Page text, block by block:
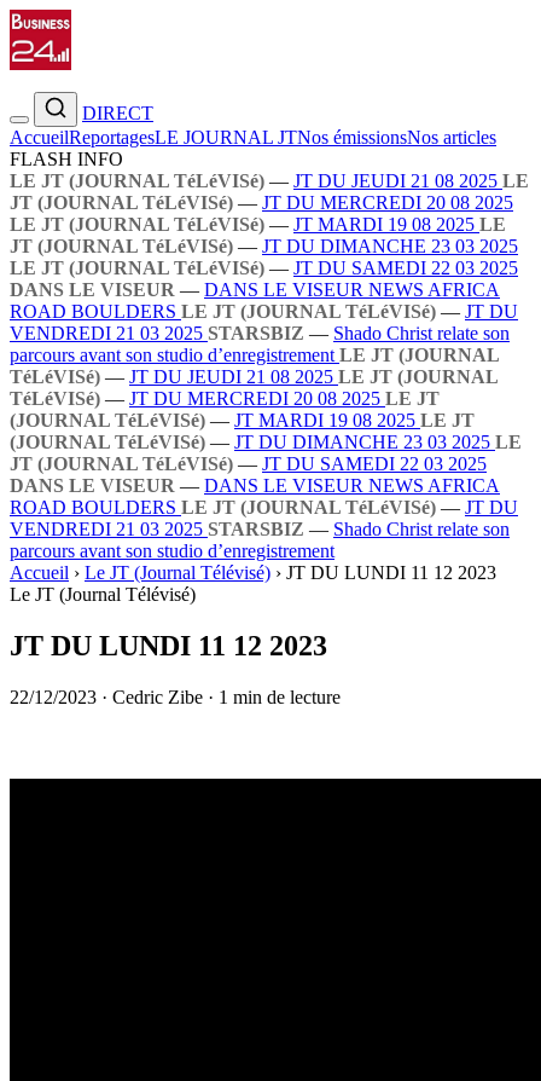
DIRECT
AccueilReportagesLE JOURNAL JTNos émissionsNos articles
FLASH INFO
LE JT (JOURNAL TéLéVISé) — JT DU JEUDI 21 08 2025 LE
JT (JOURNAL TéLéVISé) — JT DU MERCREDI 20 08 2025
LE JT (JOURNAL TéLéVISé) — JT MARDI 19 08 2025 LE
JT (JOURNAL TéLéVISé) — JT DU DIMANCHE 23 03 2025
LE JT (JOURNAL TéLéVISé) — JT DU SAMEDI 22 03 2025
DANS LE VISEUR — DANS LE VISEUR NEWS AFRICA
ROAD BOULDERS LE JT (JOURNAL TéLéVISé) — JT DU
VENDREDI 21 03 2025 STARSBIZ — Shado Christ relate son
parcours avant son studio d’enregistrement LE JT (JOURNAL
TéLéVISé) — JT DU JEUDI 21 08 2025 LE JT (JOURNAL
TéLéVISé) — JT DU MERCREDI 20 08 2025 LE JT
(JOURNAL TéLéVISé) — JT MARDI 19 08 2025 LE JT
(JOURNAL TéLéVISé) — JT DU DIMANCHE 23 03 2025 LE
JT (JOURNAL TéLéVISé) — JT DU SAMEDI 22 03 2025
DANS LE VISEUR — DANS LE VISEUR NEWS AFRICA
ROAD BOULDERS LE JT (JOURNAL TéLéVISé) — JT DU
VENDREDI 21 03 2025 STARSBIZ — Shado Christ relate son
parcours avant son studio d’enregistrement
Accueil › Le JT (Journal Télévisé) › JT DU LUNDI 11 12 2023
Le JT (Journal Télévisé)
JT DU LUNDI 11 12 2023
22/12/2023 · Cedric Zibe · 1 min de lecture